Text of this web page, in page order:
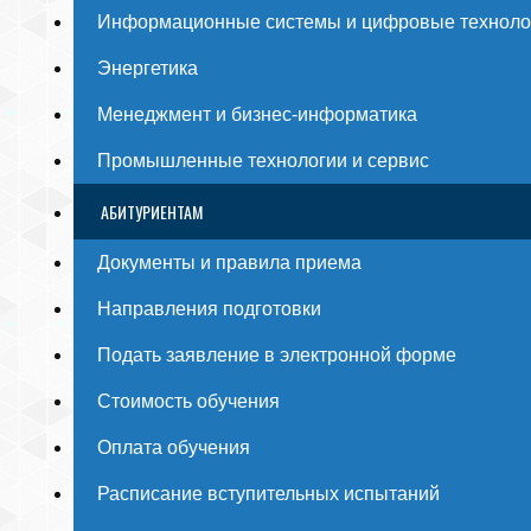
Информационные системы и цифровые
Энергетика
Менеджмент и бизнес-информатика
Промышленные технологии и сервис
АБИТУРИЕНТАМ
Документы и правила приема
Направления подготовки
Подать заявление в электронной форме
Стоимость обучения
Оплата обучения
Расписание вступительных испытаний